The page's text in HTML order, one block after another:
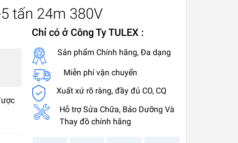
tấn 24m 380V
Chỉ có ở Công Ty TULEX :
Sản phẩm Chính hãng, Đa dạng
Miễn phí vận chuyển
Xuất xứ rõ ràng, đầy đủ CO, CQ
Hỗ trợ Sửa Chữa, Bảo Dưỡng Và
Thay đồ chính hãng